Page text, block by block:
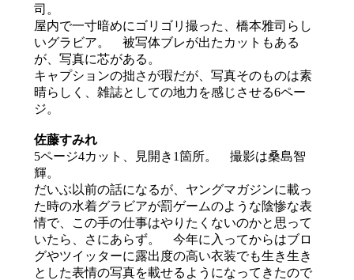
司。
屋内で一寸暗めにゴリゴリ撮った、橋本雅司らし
いグラビア。 被写体ブレが出たカットもある
が、写真に芯がある。
キャプションの拙さが瑕だが、写真そのものは素
晴らしく、雑誌としての地力を感じさせる6ペー
ジ。
佐藤すみれ
5ページ4カット、見開き1箇所。 撮影は桑島智
輝。
だいぶ以前の話になるが、ヤングマガジンに載っ
た時の水着グラビアが罰ゲームのような陰惨な表
情で、この手の仕事はやりたくないのかと思って
いたら、さにあらず。 今年に入ってからはブロ
グやツイッターに露出度の高い衣装でも生き生き
とした表情の写真を載せるようになってきたので